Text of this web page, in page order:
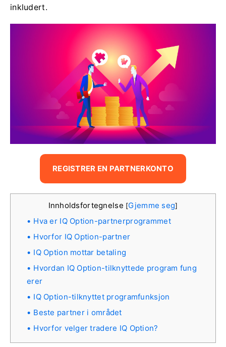
inkludert.
REGISTRER EN PARTNERKONTO
Innholdsfortegnelse [Gjemme seg]
Hva er IQ Option-partnerprogrammet
Hvorfor IQ Option-partner
IQ Option mottar betaling
Hvordan IQ Option-tilknyttede program fung
erer
IQ Option-tilknyttet programfunksjon
Beste partner i området
Hvorfor velger tradere IQ Option?